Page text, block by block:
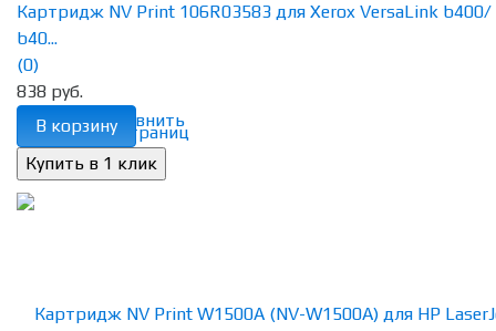
избранное сравнить
Картридж NV Print 106R03583 для Xerox VersaLink b400/
b40...
(0)
838 руб.
В корзину